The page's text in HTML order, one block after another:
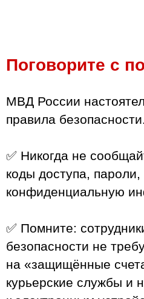
Поговорите с
МВД России
правила безопасности.
✅ Никогда не
коды доступа,
конфиденциальную
✅ Помните:
безопасности не
на «защищённые
курьерские службы и